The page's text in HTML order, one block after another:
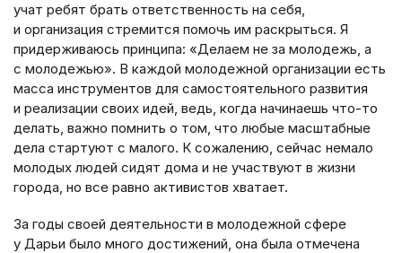
учат ребят брать ответственность на себя,
и организация стремится помочь им раскрыться. Я
придерживаюсь принципа: «Делаем не за молодежь, а
с молодежью». В каждой молодежной организации есть
масса инструментов для самостоятельного развития
и реализации своих идей, ведь, когда начинаешь что-то
делать, важно помнить о том, что любые масштабные
дела стартуют с малого. К сожалению, сейчас немало
молодых людей сидят дома и не участвуют в жизни
города, но все равно активистов хватает.
За годы своей деятельности в молодежной сфере
у Дарьи было много достижений, она была отмечена